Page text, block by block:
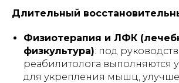
Длительный
Физиотерапия и ЛФК
физкультура): под
реабилитолога выполняются
для укрепления мышц,